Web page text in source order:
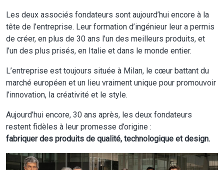
Les deux associés fondateurs sont aujourd’hui encore à la
tête de l’entreprise. Leur formation d’ingénieur leur a permis
de créer, en plus de 30 ans l’un des meilleurs produits, et
l’un des plus prisés, en Italie et dans le monde entier.
L’entreprise est toujours située à Milan, le cœur battant du
marché européen et un lieu vraiment unique pour promouvoir
l’innovation, la créativité et le style.
Aujourd’hui encore, 30 ans après, les deux fondateurs
restent fidèles à leur promesse d’origine :
fabriquer des produits de qualité, technologique et design.
Image